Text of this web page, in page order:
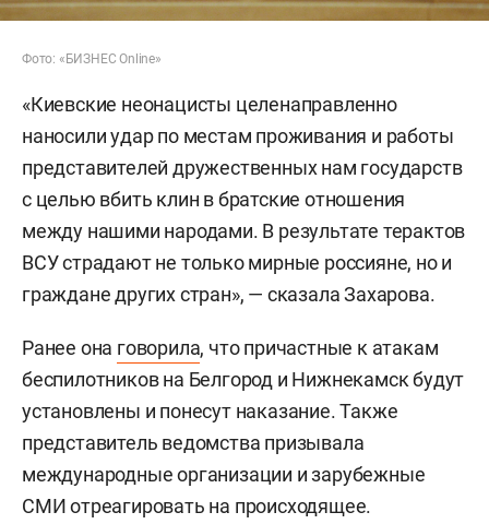
Фото: «БИЗНЕС Online»
«Киевские неонацисты целенаправленно
наносили удар по местам проживания и работы
представителей дружественных нам государств
с целью вбить клин в братские отношения
между нашими народами. В результате терактов
ВСУ страдают не только мирные россияне, но и
граждане других стран», — сказала Захарова.
Ранее она говорила, что причастные к атакам
беспилотников на Белгород и Нижнекамск будут
установлены и понесут наказание. Также
представитель ведомства призывала
международные организации и зарубежные
СМИ отреагировать на происходящее.